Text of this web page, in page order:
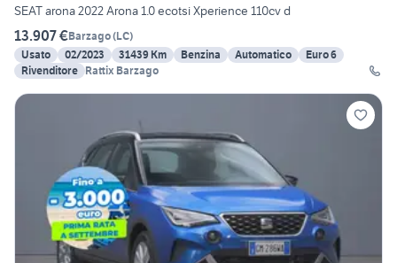
SEAT arona 2022 Arona 1.0 ecotsi Xperience 110cv d
13.907 €Barzago(LC)
Usato
02/2023 31439 Km Benzina Automatico
Euro 6
Rivenditore Rattix Barzago